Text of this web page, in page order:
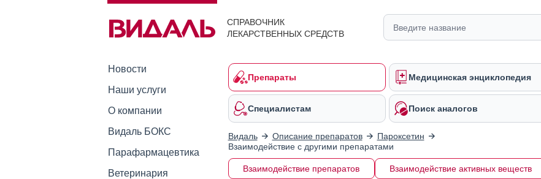
СПРАВОЧНИК
ЛЕКАРСТВЕННЫХ СРЕДСТВ
Новости
Наши услуги
О компании
Видаль БОКС
Парафармацевтика
Ветеринария
Препараты Медицинская энциклопедия
Специалистам Поиск аналогов
Видаль Описание препаратов
Пароксетин
Взаимодействие с другими препаратами
Взаимодействие препаратов Взаимодействие активных веществ